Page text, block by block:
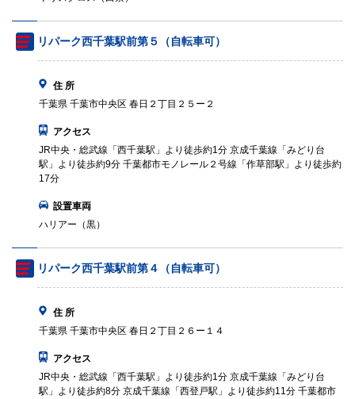
リパーク西千葉駅前第５（自転車可）
住 所
千葉県 千葉市中央区 春日２丁目２５ー２
アクセス
JR中央・総武線「西千葉駅」より徒歩約1分 京成千葉線「みどり台
駅」より徒歩約9分 千葉都市モノレール２号線「作草部駅」より徒歩約
17分
設置車両
ハリアー（黒）
リパーク西千葉駅前第４（自転車可）
住 所
千葉県 千葉市中央区 春日２丁目２６ー１４
アクセス
JR中央・総武線「西千葉駅」より徒歩約1分 京成千葉線「みどり台
駅」より徒歩約8分 京成千葉線「西登戸駅」より徒歩約11分 千葉都市